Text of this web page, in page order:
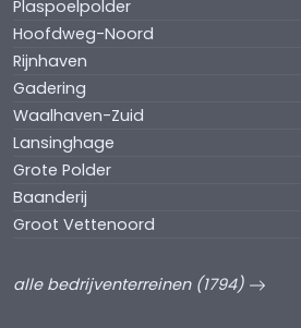
Plaspoelpolder
Hoofdweg-Noord
Rijnhaven
Gadering
Waalhaven-Zuid
Lansinghage
Grote Polder
Baanderij
Groot Vettenoord
alle bedrijventerreinen (1794)